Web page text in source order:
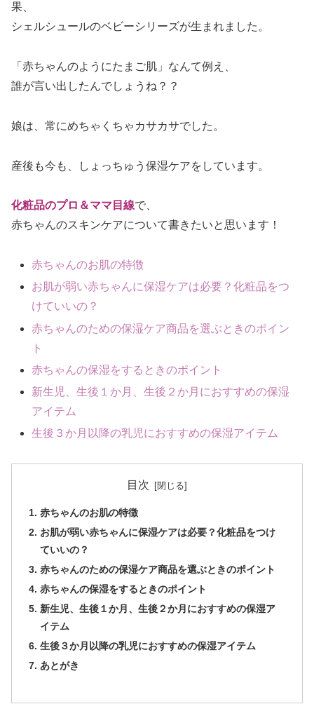
果、
シェルシュールのベビーシリーズが生まれました。
「赤ちゃんのようにたまご肌」なんて例え、
誰が言い出したんでしょうね？？
娘は、常にめちゃくちゃカサカサでした。
産後も今も、しょっちゅう保湿ケアをしています。
化粧品のプロ＆ママ目線で、
赤ちゃんのスキンケアについて書きたいと思います！
赤ちゃんのお肌の特徴
お肌が弱い赤ちゃんに保湿ケアは必要？化粧品をつ
けていいの？
赤ちゃんのための保湿ケア商品を選ぶときのポイン
ト
赤ちゃんの保湿をするときのポイント
新生児、生後１か月、生後２か月におすすめの保湿
アイテム
生後３か月以降の乳児におすすめの保湿アイテム
目次
赤ちゃんのお肌の特徴
お肌が弱い赤ちゃんに保湿ケアは必要？化粧品をつけ
ていいの？
赤ちゃんのための保湿ケア商品を選ぶときのポイント
赤ちゃんの保湿をするときのポイント
新生児、生後１か月、生後２か月におすすめの保湿ア
イテム
生後３か月以降の乳児におすすめの保湿アイテム
あとがき